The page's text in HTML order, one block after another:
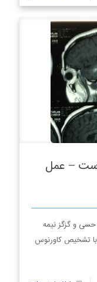
– عمل
حسی و گزگز نیمه
تشخیص کاورنوس